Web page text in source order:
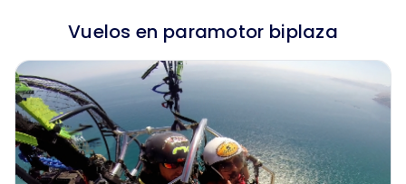
Vuelos en paramotor biplaza